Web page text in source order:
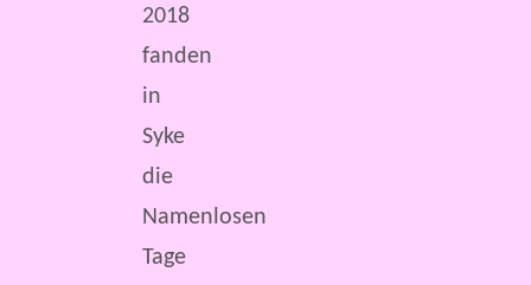
2018
fanden
in
Syke
die
Namenlosen
Tage